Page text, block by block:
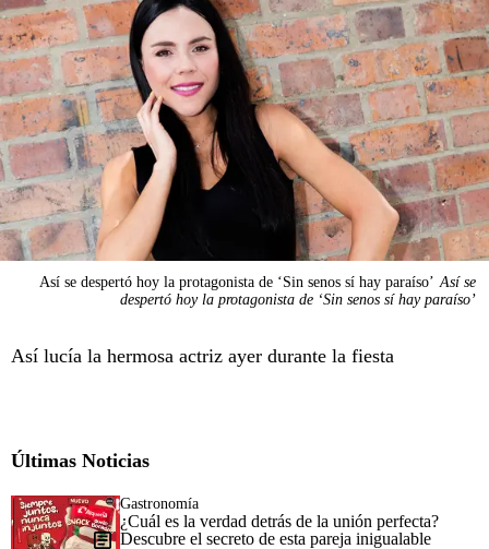
Así se despertó hoy la protagonista de ‘Sin senos sí hay paraíso’ Así se
despertó hoy la protagonista de ‘Sin senos sí hay paraíso’
Así lucía la hermosa actriz ayer durante la fiesta
Últimas Noticias
Gastronomía
¿Cuál es la verdad detrás de la unión perfecta?
Descubre el secreto de esta pareja inigualable